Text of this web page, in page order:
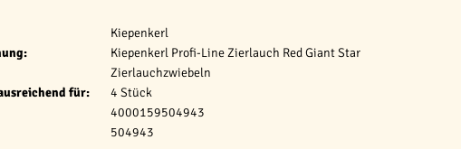
Kiepenkerl
Kiepenkerl Profi-Line Zierlauch Red Giant Star
Zierlauchzwiebeln
für:
4 Stück
4000159504943
504943